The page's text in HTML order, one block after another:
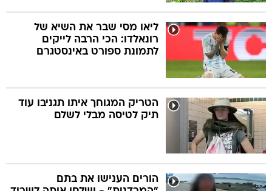
ליאו מסי שבר את השיא של
רונאלדו: הכי הרבה לייקים
לתמונת ספורט באינסטגרם
הטריק המגוחך איתו תגניבו עוד
תיק לטיסה מבלי לשלם
הורים הענישו את בתם